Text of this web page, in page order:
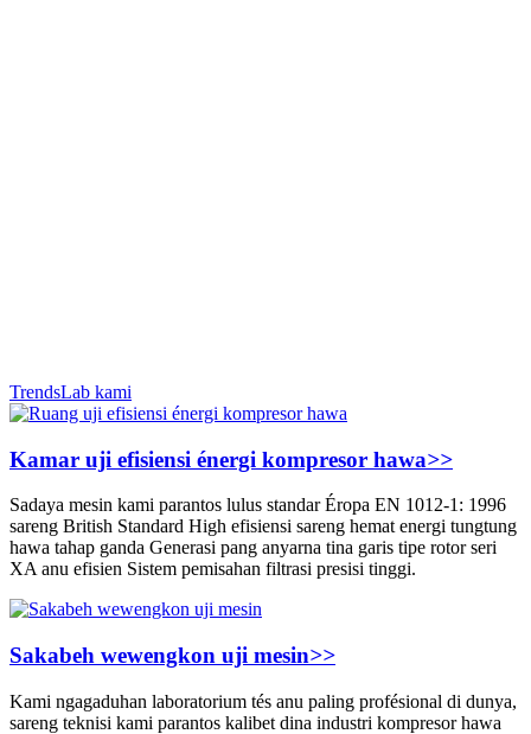
TrendsLab kami
Kamar uji efisiensi énergi kompresor hawa>>
Sadaya mesin kami parantos lulus standar Éropa EN 1012-1: 1996
sareng British Standard High efisiensi sareng hemat energi tungtung
hawa tahap ganda Generasi pang anyarna tina garis tipe rotor seri
XA anu efisien Sistem pemisahan filtrasi presisi tinggi.
Sakabeh wewengkon uji mesin>>
Kami ngagaduhan laboratorium tés anu paling profésional di dunya,
sareng teknisi kami parantos kalibet dina industri kompresor hawa